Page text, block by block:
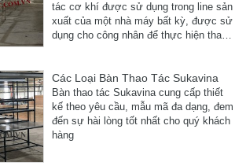
tác cơ khí được sử dụng trong line sản
xuất của một nhà máy bất kỳ, được sử
dụng cho công nhân để thực hiện thao
Các Loại Bàn Thao Tác Sukavina
Bàn thao tác Sukavina cung cấp thiết
kế theo yêu cầu, mẫu mã đa dạng, đem
đến sự hài lòng tốt nhất cho quý khách
hàng